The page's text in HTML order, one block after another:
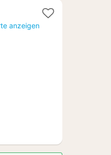
anzeigen